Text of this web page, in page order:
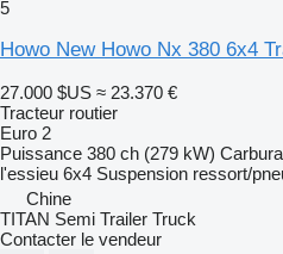
5
Howo New Howo Nx 380 6x4
27.000 $US ≈ 23.370 €
Tracteur routier
Euro 2
Puissance 380 ch (279 kW)
l'essieu 6x4 Suspension ressort/
Chine
TITAN Semi Trailer Truck
Contacter le vendeur